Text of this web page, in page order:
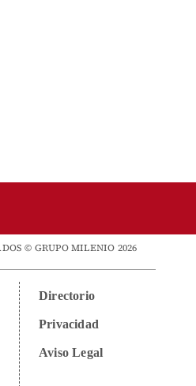
© GRUPO MILENIO 2026
Directorio
Privacidad
Aviso Legal